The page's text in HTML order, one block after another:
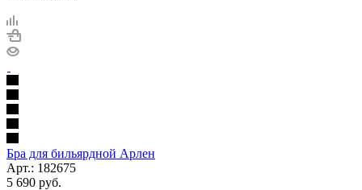
Бра для бильярдной Арлен
Арт.: 182675
5 690 руб.